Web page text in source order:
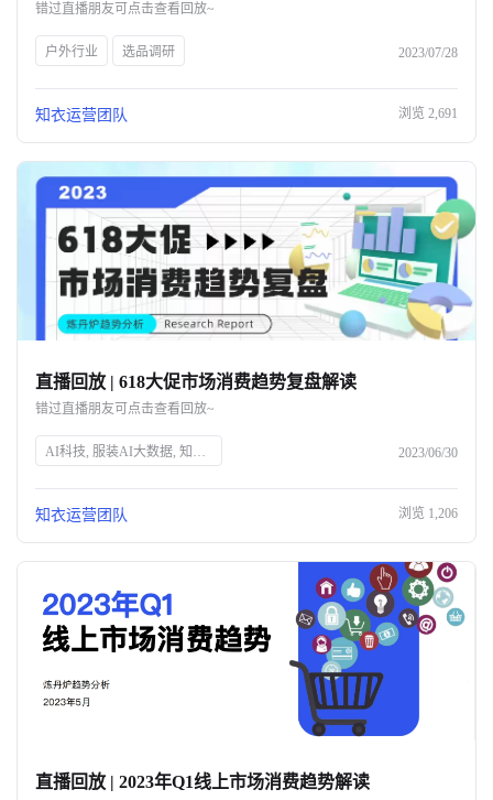
错过直播朋友可点击查看回放~
户外行业 选品调研 2023/07/28
知衣运营团队 浏览 2,691
直播回放 | 618大促市场消费趋势复盘解读
错过直播朋友可点击查看回放~
AI科技, 服装AI大数据, 知衣科技, 头部企业, 人工智能, 服装行业, 数据分析, 技术创新, 智能解决方案, 时尚技术 2023/06/30
知衣运营团队 浏览 1,206
直播回放 | 2023年Q1线上市场消费趋势解读